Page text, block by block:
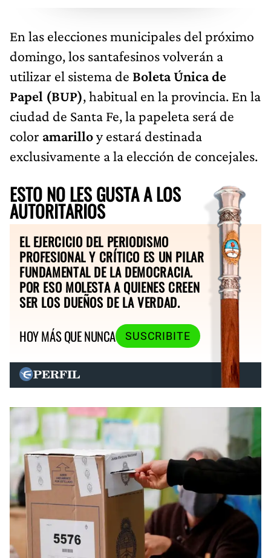
En las elecciones municipales del próximo
domingo, los santafesinos volverán a
utilizar el sistema de Boleta Única de
Papel (BUP), habitual en la provincia. En la
ciudad de Santa Fe, la papeleta será de
color amarilloy estará destinada
exclusivamente a la elección de concejales.
ESTO NO LES GUSTA A LOS
AUTORITARIOS
EL EJERCICIO DEL PERIODISMO
PROFESIONAL Y CRÍTICO ES UN PILAR
FUNDAMENTAL DE LA DEMOCRACIA.
POR ESO MOLESTA A QUIENES CREEN
SER LOS DUEÑOS DE LA VERDAD.
HOY MÁS QUE NUNCA
SUSCRIBITE